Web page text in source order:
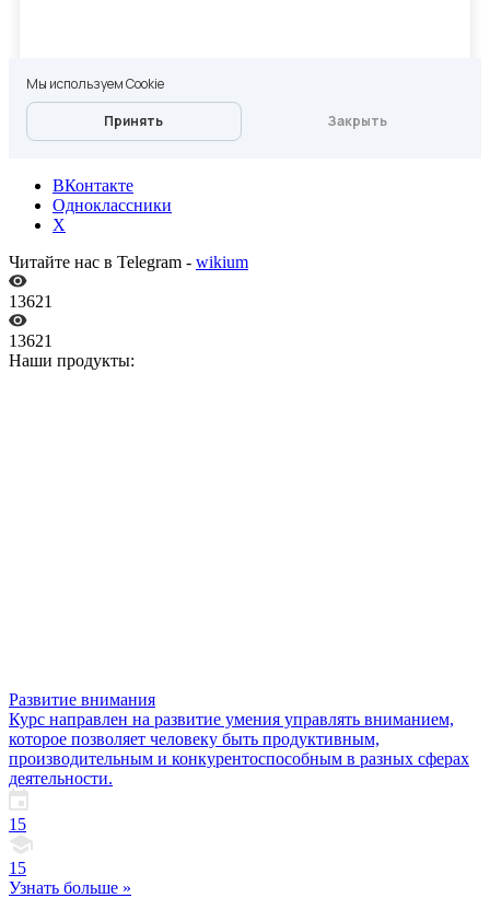
ВКонтакте
Одноклассники
X
Читайте нас в Telegram - wikium
13621
13621
Наши продукты:
Развитие внимания
Курс направлен на развитие умения управлять вниманием,
которое позволяет человеку быть продуктивным,
производительным и конкурентоспособным в разных сферах
деятельности.
15
15
Узнать больше »